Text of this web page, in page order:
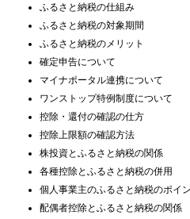
ふるさと納税の仕組み
ふるさと納税の対象期間
ふるさと納税のメリット
確定申告について
マイナポータル連携について
ワンストップ特例制度について
控除・還付の確認の仕方
控除上限額の確認方法
株投資とふるさと納税の関係
各種控除とふるさと納税の併用
個人事業主のふるさと納税のポイ
配偶者控除とふるさと納税の関係